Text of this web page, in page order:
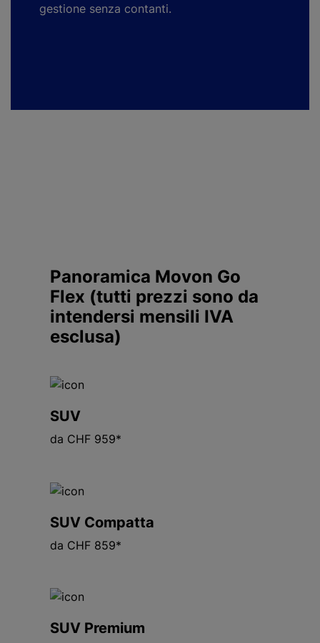
gestione senza contanti.
Panoramica Movon Go
Flex (tutti prezzi sono da
intendersi mensili IVA
esclusa)
SUV
da CHF 959*
SUV Compatta
da CHF 859*
SUV Premium